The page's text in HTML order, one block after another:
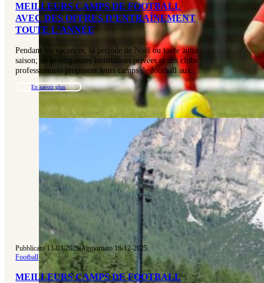
MEILLEURS CAMPS DE FOOTBALL
AVEC DES OFFRES D’ENTRAÎNEMENT
TOUTE L’ANNÉE
Pendant les vacances, la période de Noël ou toute autre
saison; de prestigieuses institutions privées et des clubs
professionnels proposent leurs camps de football aux…
En savoir plus
Pubblicato 13-03-2026|Aggiornato 16-12-2025
Football
MEILLEURS CAMPS DE FOOTBALL